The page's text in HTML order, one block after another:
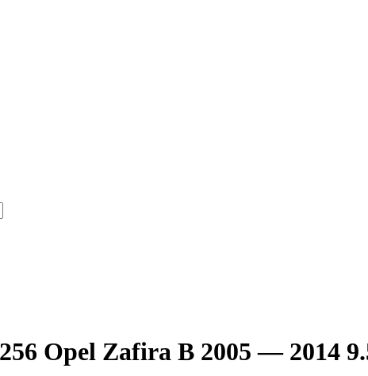
Opel Zafira B 2005 — 2014